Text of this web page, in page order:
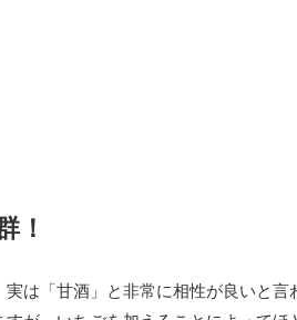
！
は「甘酒」と非常に相性が良いと言